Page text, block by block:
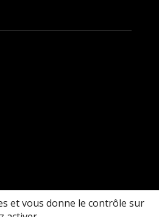
et vous donne le contrôle sur